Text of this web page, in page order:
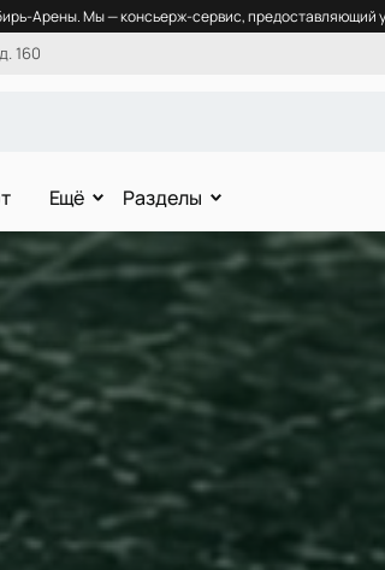
Арены. Мы — консьерж-сервис, предоставляющий
160
Ещё Разделы